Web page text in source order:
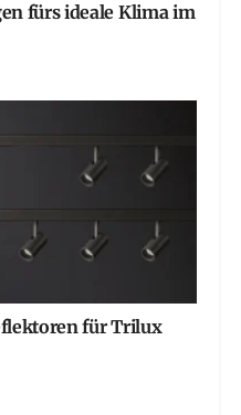
fürs ideale Klima im
für Trilux